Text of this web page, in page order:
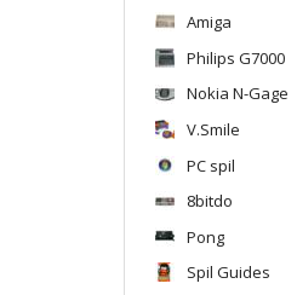
Amiga
Philips G7000
Nokia N-Gage
V.Smile
PC spil
8bitdo
Pong
Spil Guides